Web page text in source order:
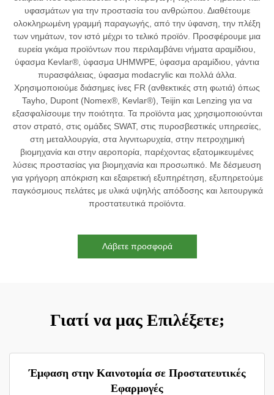
υφασμάτων για την προστασία του ανθρώπου. Διαθέτουμε
ολοκληρωμένη γραμμή παραγωγής, από την ύφανση, την πλέξη
των νημάτων, τον ιστό μέχρι το τελικό προϊόν. Προσφέρουμε μια
ευρεία γκάμα προϊόντων που περιλαμβάνει νήματα αραμίδιου,
ύφασμα Kevlar®, ύφασμα UHMWPE, ύφασμα αραμίδιου, γάντια
πυρασφάλειας, ύφασμα modacrylic και πολλά άλλα.
Χρησιμοποιούμε διάσημες ίνες FR (ανθεκτικές στη φωτιά) όπως
Tayho, Dupont (Nomex®, Kevlar®), Teijin και Lenzing για να
εξασφαλίσουμε την ποιότητα. Τα προϊόντα μας χρησιμοποιούνται
στον στρατό, στις ομάδες SWAT, στις πυροσβεστικές υπηρεσίες,
στη μεταλλουργία, στα λιγνιτωρυχεία, στην πετροχημική
βιομηχανία και στην αεροπορία, παρέχοντας εξατομικευμένες
λύσεις προστασίας για βιομηχανία και προσωπικό. Με δέσμευση
για γρήγορη απόκριση και εξαιρετική εξυπηρέτηση, εξυπηρετούμε
παγκόσμιους πελάτες με υλικά υψηλής απόδοσης και λειτουργικά
προστατευτικά προϊόντα.
Λάβετε προσφορά
Γιατί να μας Επιλέξετε;
Έμφαση στην Καινοτομία σε Προστατευτικές
Εφαρμογές